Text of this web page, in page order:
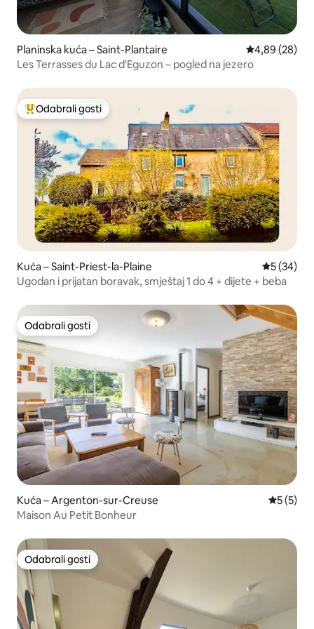
Planinska kuća – Saint-Plantaire Prosječna
4,89 (28)
Les Terrasses du Lac d'Eguzon – pogled na jezero
Među najviše rangiranima s oznakom „Odabrali gosti”
Odabrali gosti
Kuća – Saint-Priest-la-Plaine Prosječna
5 (34)
Ugodan i prijatan boravak, smještaj 1 do 4 + dijete + beba
Odabrali gosti
Odabrali gosti
Kuća – Argenton-sur-Creuse
5 (5)
Maison Au Petit Bonheur
Odabrali gosti
Odabrali gosti